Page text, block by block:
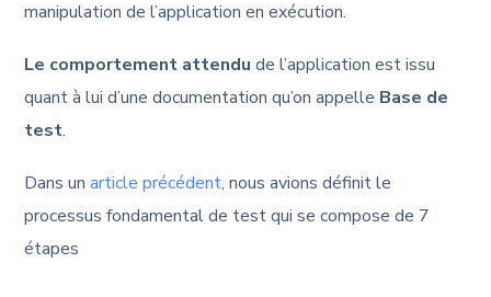
manipulation de l’application en exécution.
Le comportement attendu de l’application est issu
quant à lui d’une documentation qu’on appelle Base de
test.
Dans unarticle précédent, nous avions définit le
processus fondamental de test qui se compose de 7
étapes